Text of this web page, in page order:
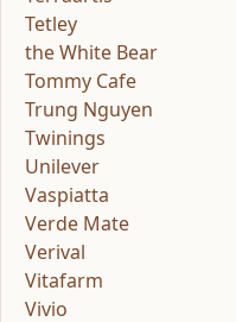
Tetley
the White Bear
Tommy Cafe
Trung Nguyen
Twinings
Unilever
Vaspiatta
Verde Mate
Verival
Vitafarm
Vivio